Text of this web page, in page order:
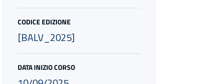
CODICE EDIZIONE
[BALV_2025]
DATA INIZIO CORSO